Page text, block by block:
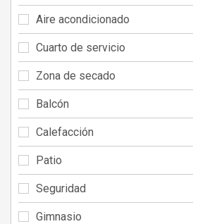
Aire acondicionado
Cuarto de servicio
Zona de secado
Balcón
Calefacción
Patio
Seguridad
Gimnasio